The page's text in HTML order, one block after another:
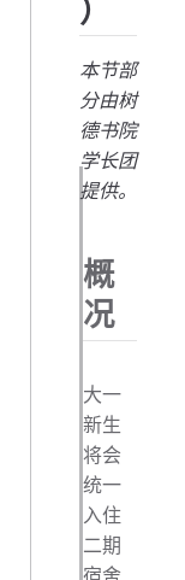
）
本节部
分由树
德书院
学长团
提供。
概
况
大一
新生
将会
统一
入住
二期